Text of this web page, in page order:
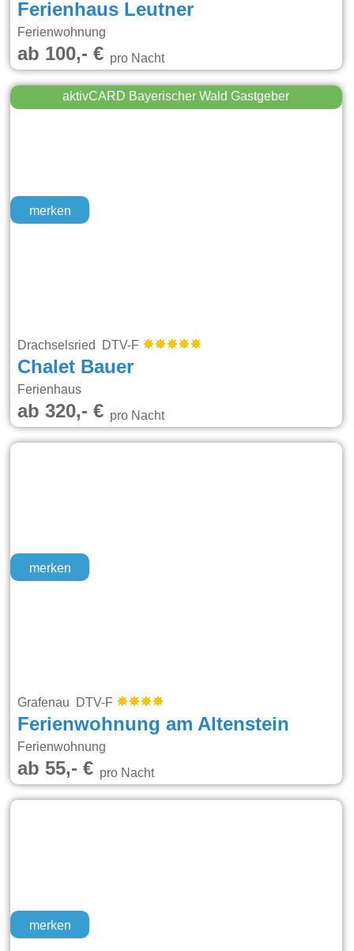
Ferienhaus Leutner
Ferienwohnung
ab 100,- €pro Nacht
merken
aktivCARD Bayerischer Wald Gastgeber
Drachselsried DTV-F
Chalet Bauer
Ferienhaus
ab 320,- €pro Nacht
merken
Grafenau DTV-F
Ferienwohnung am Altenstein
Ferienwohnung
ab 55,- €pro Nacht
merken